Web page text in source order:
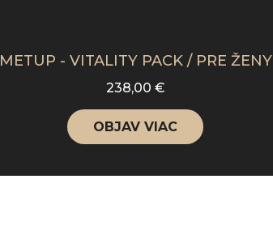
METUP - VITALITY PACK / PRE ŽENY
238,00 €
OBJAV VIAC